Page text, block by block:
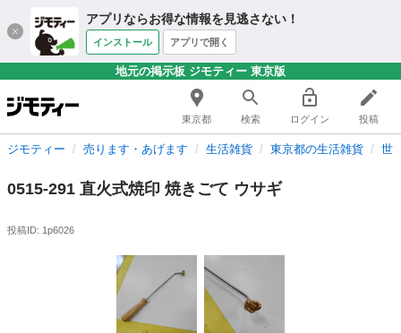
アプリならお得な情報を見逃さない！
インストール アプリで開く
地元の掲示板 ジモティー 東京版
東京都 検索 ログイン 投稿
ジモティー 売ります・あげます 生活雑貨 東京都の生活雑貨 世
0515-291 直火式焼印 焼きごて ウサギ
投稿ID: 1p6026